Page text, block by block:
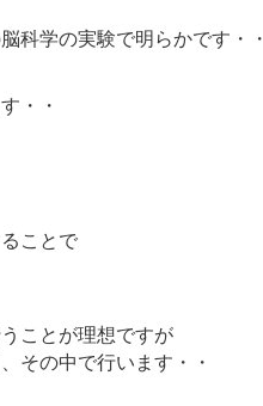
科学の実験で明らかです・・
・・
ことで
ことが理想ですが
その中で行います・・